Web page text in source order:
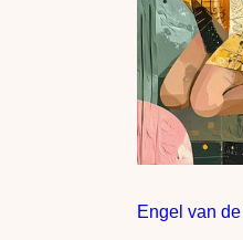
Engel van